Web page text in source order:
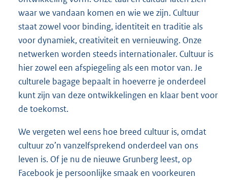
waar we vandaan komen en wie we zijn. Cultuur
staat zowel voor binding, identiteit en traditie als
voor dynamiek, creativiteit en vernieuwing. Onze
netwerken worden steeds internationaler. Cultuur is
hier zowel een afspiegeling als een motor van. Je
culturele bagage bepaalt in hoeverre je onderdeel
kunt zijn van deze ontwikkelingen en klaar bent voor
de toekomst.
We vergeten wel eens hoe breed cultuur is, omdat
cultuur zo’n vanzelfsprekend onderdeel van ons
leven is. Of je nu de nieuwe Grunberg leest, op
Facebook je persoonlijke smaak en voorkeuren